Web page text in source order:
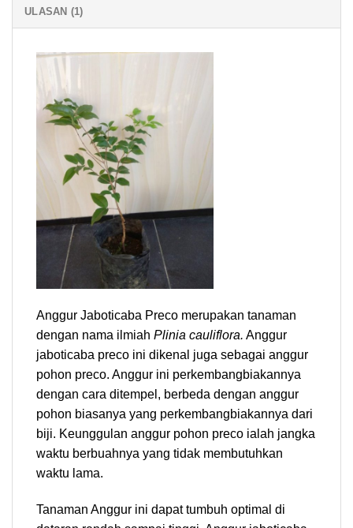
ULASAN (1)
Anggur Jaboticaba Preco merupakan tanaman
dengan nama ilmiah Plinia cauliflora. Anggur
jaboticaba preco ini dikenal juga sebagai anggur
pohon preco. Anggur ini perkembangbiakannya
dengan cara ditempel, berbeda dengan anggur
pohon biasanya yang perkembangbiakannya dari
biji. Keunggulan anggur pohon preco ialah jangka
waktu berbuahnya yang tidak membutuhkan
waktu lama.
Tanaman Anggur ini dapat tumbuh optimal di